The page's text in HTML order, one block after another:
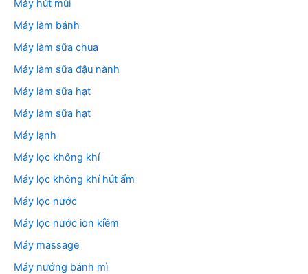
Máy hút mùi
Máy làm bánh
Máy làm sữa chua
Máy làm sữa đậu nành
Máy làm sữa hạt
Máy làm sữa hạt
Máy lạnh
Máy lọc không khí
Máy lọc không khí hút ẩm
Máy lọc nước
Máy lọc nước ion kiềm
Máy massage
Máy nướng bánh mì